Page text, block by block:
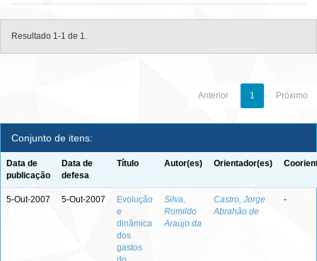
Resultado 1-1 de 1.
Anterior 1 Próximo
Conjunto de itens:
Data de
publicação
Data de
defesa
Título Autor(es) Orientador(es)
5-Out-2007 5-Out-2007
Evolução
e
dinâmica
dos
gastos
Silva,
Romildo
Araújo da
Castro, Jorge
Abrahão de
-